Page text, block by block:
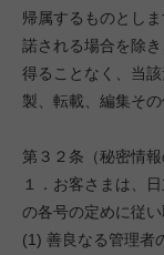
帰属するものとし
諾される場合を除
得ることなく、当
製、転載、編集そ
第３２条（秘密情報
１．お客さまは、
の各号の定めに従い
(1) 善良なる管理者